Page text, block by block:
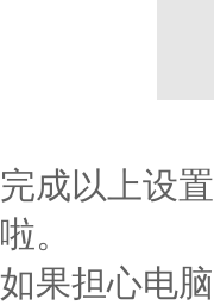
完成以上设
啦。
如果担心电